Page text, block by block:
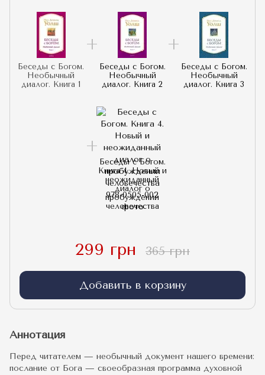
Беседы с Богом.
Необычный
диалог. Книга 1
Беседы с Богом.
Необычный
диалог. Книга 2
Беседы с Богом.
Необычный
диалог. Книга 3
Беседы с Богом.
Книга 4. Новый и
неожиданный
диалог о
пробуждении
человечества
299 грн 365 грн
Добавить в корзину
Аннотация
Перед читателем — необычный документ нашего времени:
послание от Бога — своеобразная программа духовной